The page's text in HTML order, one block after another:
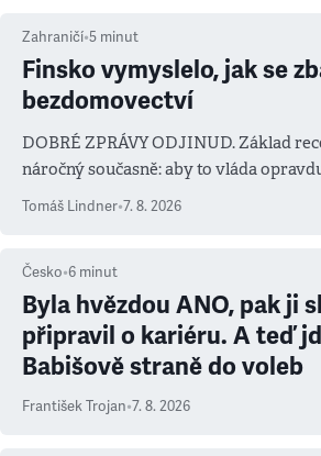
Zahraničí•5 minut
Finsko vymyslelo, jak se
bezdomovectví
DOBRÉ ZPRÁVY ODJINUD. Základ
náročný současně: aby to vláda
prioritu
Tomáš Lindner•7. 8. 2026
Česko•6 minut
Byla hvězdou ANO, pak ji
připravil o kariéru. A teď
Babišově straně do voleb
František Trojan•7. 8. 2026